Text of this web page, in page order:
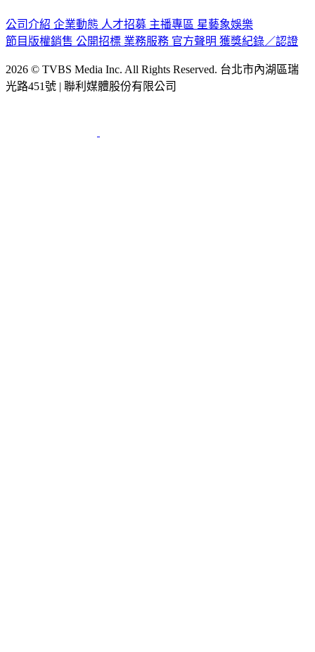
公司介紹 企業動態 人才招募 主播專區 星藝象娛樂
節目版權銷售 公開招標 業務服務 官方聲明 獲獎紀錄／認證
2026 © TVBS Media Inc. All Rights Reserved. 台北市內湖區瑞
光路451號 | 聯利媒體股份有限公司